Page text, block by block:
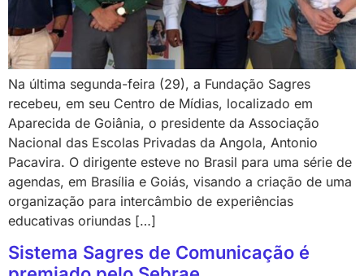
Na última segunda-feira (29), a Fundação Sagres
recebeu, em seu Centro de Mídias, localizado em
Aparecida de Goiânia, o presidente da Associação
Nacional das Escolas Privadas da Angola, Antonio
Pacavira. O dirigente esteve no Brasil para uma série de
agendas, em Brasília e Goiás, visando a criação de uma
organização para intercâmbio de experiências
educativas oriundas […]
Sistema Sagres de Comunicação é